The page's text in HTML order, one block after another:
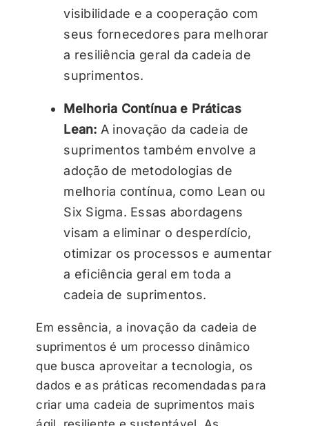
visibilidade e a cooperação com
seus fornecedores para melhorar
a resiliência geral da cadeia de
suprimentos.
Melhoria Contínua e Práticas
Lean: A inovação da cadeia de
suprimentos também envolve a
adoção de metodologias de
melhoria contínua, como Lean ou
Six Sigma. Essas abordagens
visam a eliminar o desperdício,
otimizar os processos e aumentar
a eficiência geral em toda a
cadeia de suprimentos.
Em essência, a inovação da cadeia de
suprimentos é um processo dinâmico
que busca aproveitar a tecnologia, os
dados e as práticas recomendadas para
criar uma cadeia de suprimentos mais